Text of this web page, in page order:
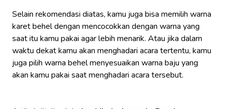
Selain rekomendasi diatas, kamu juga bisa memilih warna
karet behel dengan mencocokkan dengan warna yang
saat itu kamu pakai agar lebih menarik. Atau jika dalam
waktu dekat kamu akan menghadari acara tertentu, kamu
juga pilih warna behel menyesuaikan warna baju yang
akan kamu pakai saat menghadari acara tersebut.